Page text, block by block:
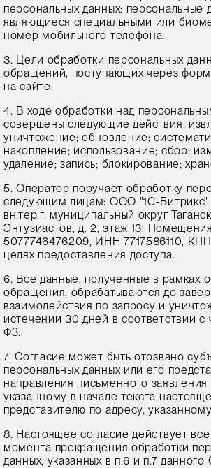
персональных данных: персональные
являющиеся специальными или
номер мобильного телефона.
3. Цели обработки персональных
обращений, поступающих через
на сайте.
4. В ходе обработки над
совершены следующие действия:
уничтожение; обновление;
накопление; использование; сбор;
удаление; запись; блокирование;
5. Оператор поручает обработку
следующим лицам: ООО "1С-Битрикс"
вн.тер.г. муниципальный округ
Энтузиастов, д. 2, этаж 13,
5077746476209, ИНН 7717586110,
целях предоставления доступа.
6. Все данные, полученные в рамках
обращения, обрабатываются до
взаимодействия по запросу и
истечении 30 дней в соответствии с
ФЗ.
7. Согласие может быть отозвано
персональных данных или его
направления письменного заявления
указанному в начале текста
представителю по адресу,
8. Настоящее согласие действует
момента прекращения обработки
данных, указанных в п.6 и п.7 данного